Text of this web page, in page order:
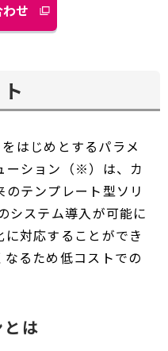
せ
はじめとするパラメ
ーション（※）は、カ
テンプレート型ソリ
システム導入が可能に
対応することができ
るため低コストでの
は